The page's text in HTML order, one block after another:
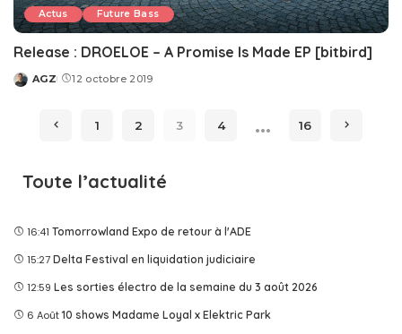
Actus Future Bass
Release : DROELOE – A Promise Is Made EP [bitbird]
Posted
AGZ 12 octobre 2019
1 2 3 4 … 16
Toute l’actualité
16:41 Tomorrowland Expo de retour à l'ADE
15:27 Delta Festival en liquidation judiciaire
12:59 Les sorties électro de la semaine du 3 août 2026
6 Août 10 shows Madame Loyal x Elektric Park